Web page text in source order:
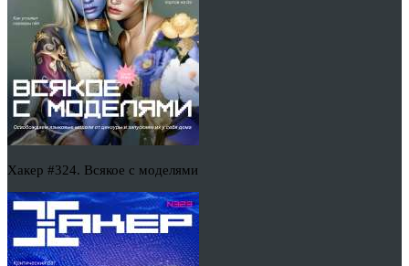
Хакер #324. Всякое с моделями